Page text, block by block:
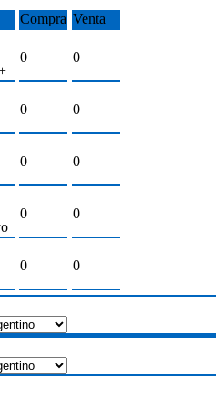
Compra Venta
0 0
0 0
0 0
0 0
0 0